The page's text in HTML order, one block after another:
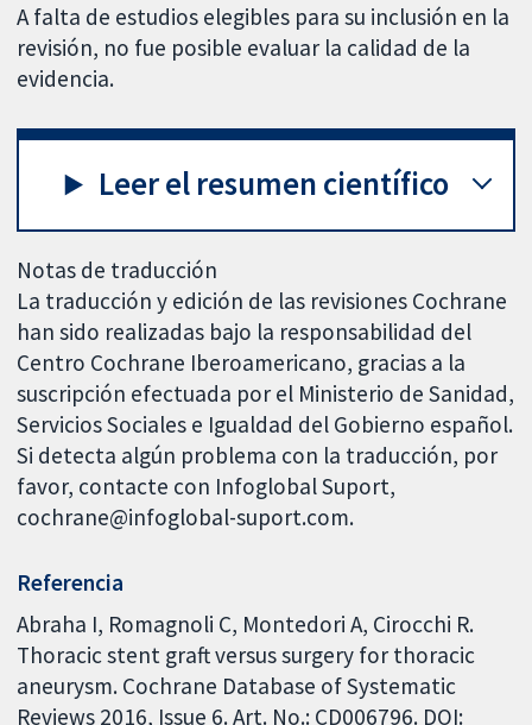
A falta de estudios elegibles para su inclusión en la
revisión, no fue posible evaluar la calidad de la
evidencia.
Leer el resumen científico
Notas de traducción
La traducción y edición de las revisiones Cochrane
han sido realizadas bajo la responsabilidad del
Centro Cochrane Iberoamericano, gracias a la
suscripción efectuada por el Ministerio de Sanidad,
Servicios Sociales e Igualdad del Gobierno español.
Si detecta algún problema con la traducción, por
favor, contacte con Infoglobal Suport,
cochrane@infoglobal-suport.com.
Referencia
Abraha I, Romagnoli C, Montedori A, Cirocchi R.
Thoracic stent graft versus surgery for thoracic
aneurysm. Cochrane Database of Systematic
Reviews 2016, Issue 6. Art. No.: CD006796. DOI: